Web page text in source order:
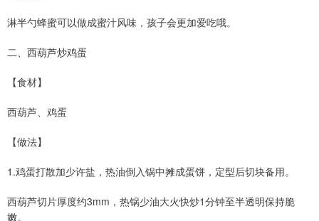
淋半勺蜂蜜可以做成蜜汁风味，孩子会更加爱吃哦。
二、西葫芦炒鸡蛋
【食材】
西葫芦、鸡蛋
【做法】
1.鸡蛋打散加少许盐，热油倒入锅中摊成蛋饼，定型后切块备用。
西葫芦切片厚度约3mm，热锅少油大火快炒1分钟至半透明保持脆
嫩。